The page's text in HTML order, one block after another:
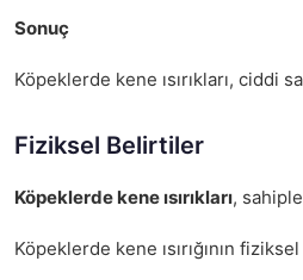
Sonuç
Köpeklerde kene ısırıkları,
Fiziksel Belirtiler
Köpeklerde kene ısırıkları,
Köpeklerde kene ısırığının